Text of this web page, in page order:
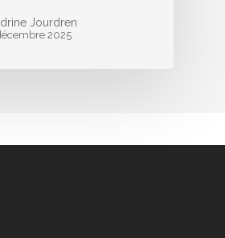
Jourdren
2025